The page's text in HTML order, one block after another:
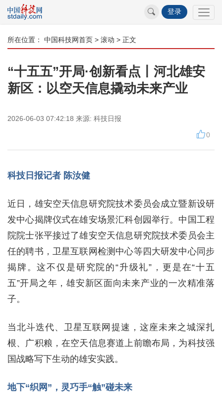
登录
所在位置： 中国科技网首页 > 滚动 > 正文
“十五五”开局·创新看点丨河北雄安
新区：以空天信息撬动未来产业
2026-06-03 07:42:18 来源: 科技日报
0
科技日报记者 陈汝健
近日，雄安空天信息研究院技术委员会成立暨新设研
发中心揭牌仪式在雄安场景汇科创园举行。中国工程
院院士张平接过了雄安空天信息研究院技术委员会主
任的聘书，卫星互联网检测中心等四大研发中心同步
揭牌。这不仅是研究院的“升级礼”，更是在“十五
五”开局之年，雄安新区面向未来产业的一次精准落
子。
当北斗迭代、卫星互联网提速，这座未来之城深扎
根、广积粮，在空天信息赛道上前瞻布局，为科技强
国战略写下生动的雄安实践。
地下“织网”，灵巧手“触”碰未来